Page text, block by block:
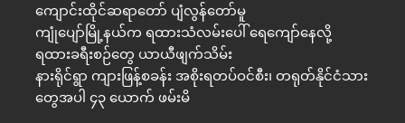
ကျောင်းထိုင်ဆရာတော် ပျံလွန်တော်မူ
ကျုံပျော်မြို့နယ်က ရထားသံလမ်းပေါ် ရေကျော်နေလို့
ရထားခရီးစဉ်တွေ ယာယီဖျက်သိမ်း
နားရိုင်ရွာ ကျားဖြန့်စခန်း အစိုးရတပ်ဝင်စီး၊ တရုတ်နိုင်ငံသား
တွေအပါ ၄၃ ယောက် ဖမ်းမိ